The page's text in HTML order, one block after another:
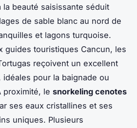
la beauté saisissante séduit
de sable blanc au nord de
et lagons turquoise.
guides touristiques Cancun, les
reçoivent un excellent
idéales pour la baignade ou
proximité, le snorkeling cenotes
ses eaux cristallines et ses
uniques. Plusieurs